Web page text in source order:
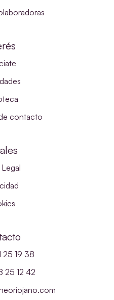
contacto
25 19 38
25 12 42